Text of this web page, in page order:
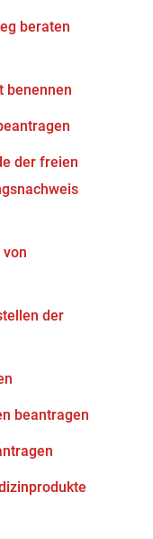
beraten
benennen
der freien
der
beantragen